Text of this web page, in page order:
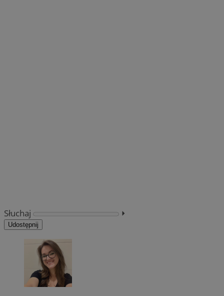
Słuchaj ⏵︎
Udostępnij